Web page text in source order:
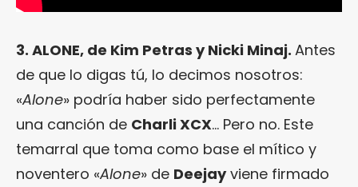
3. ALONE, de Kim Petras y Nicki Minaj. Antes
de que lo digas tú, lo decimos nosotros:
«Alone» podría haber sido perfectamente
una canción de Charli XCX… Pero no. Este
temarral que toma como base el mítico y
noventero «Alone» de Deejayviene firmado